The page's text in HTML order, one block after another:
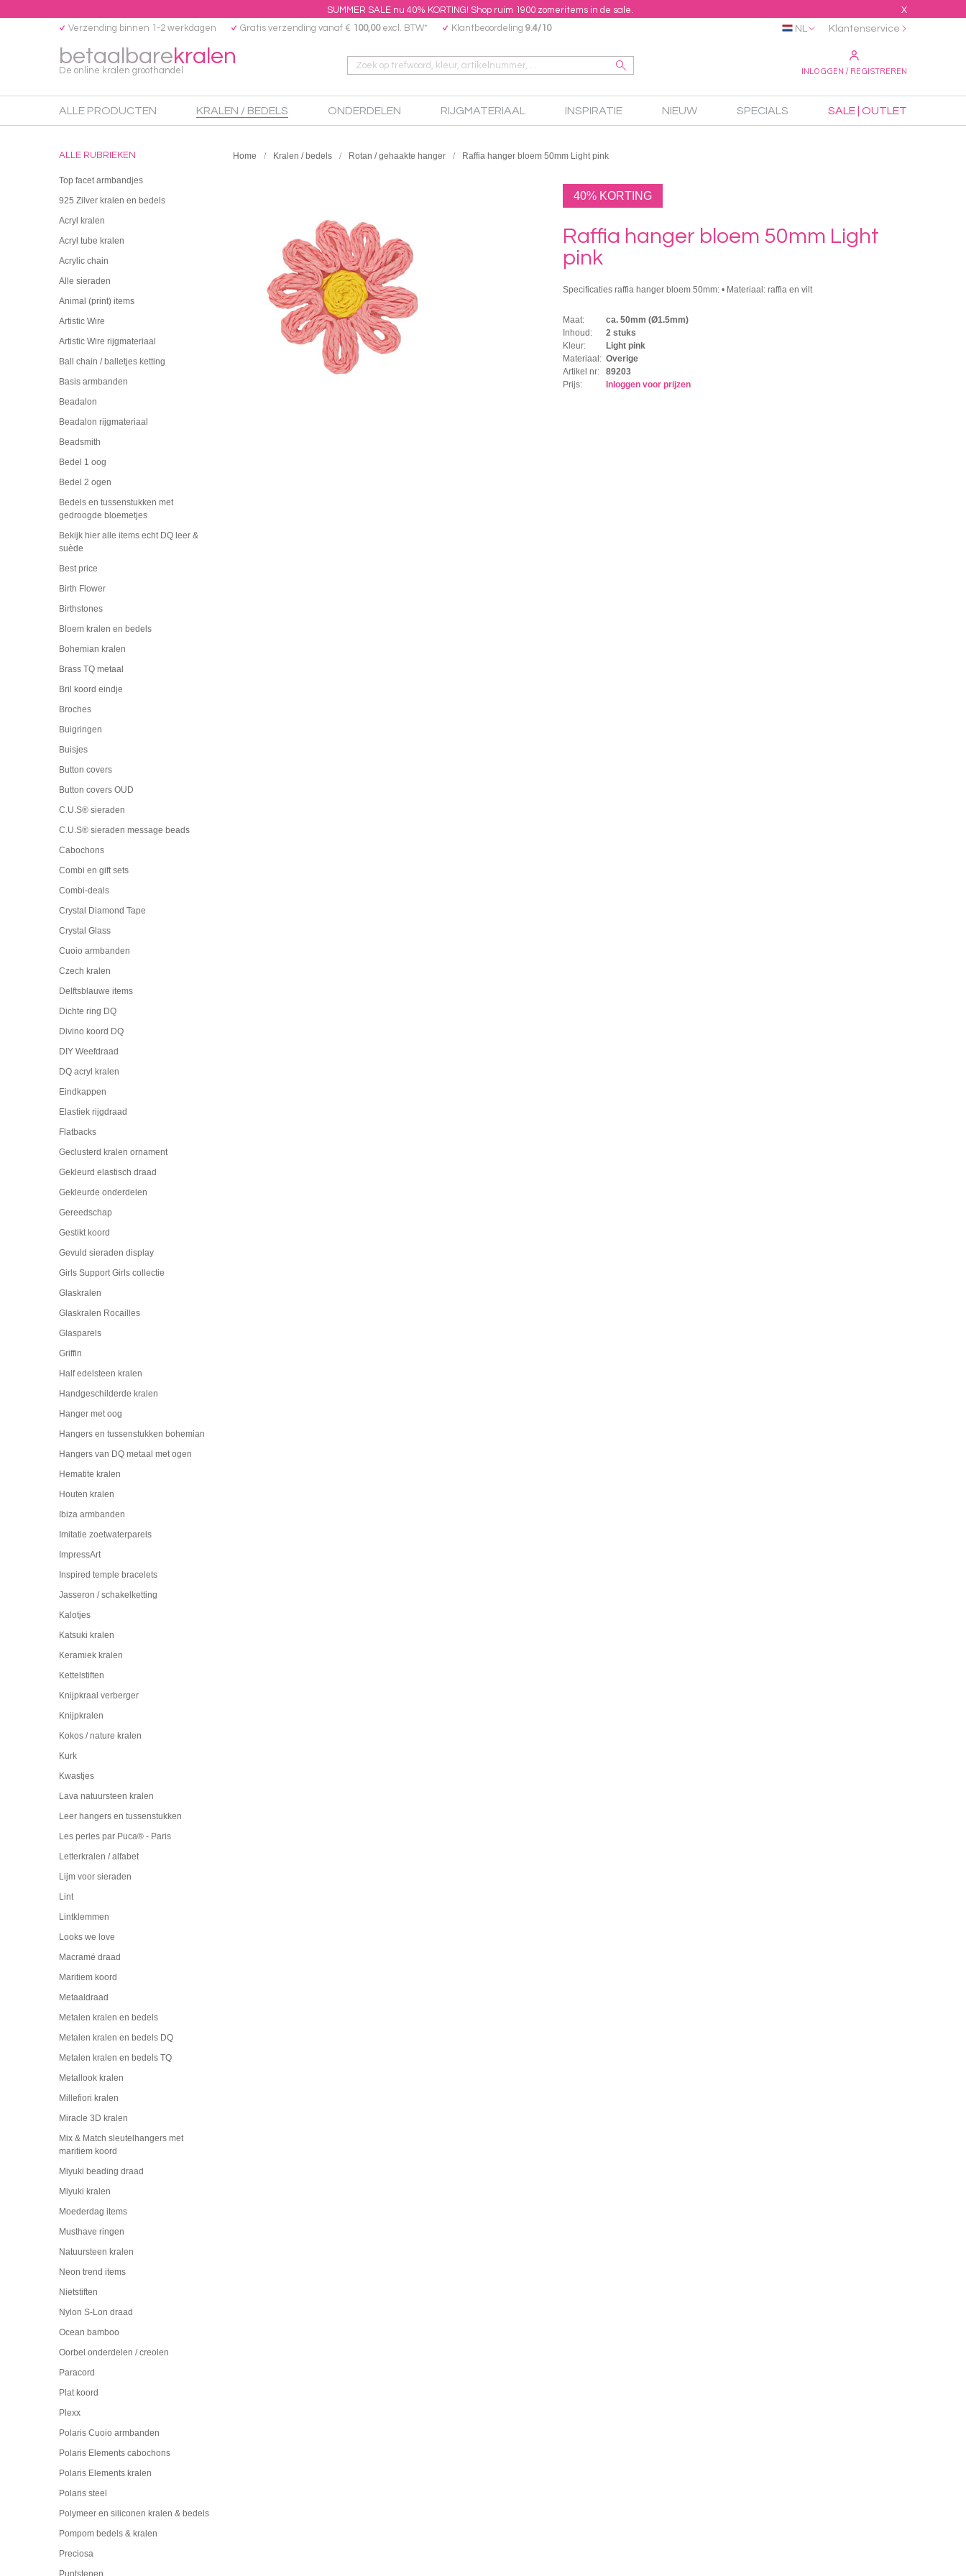
SUMMER SALE nu 40% KORTING! Shop ruim 1900 zomeritems in de sale. X
betaalbarekralen
De online kralen groothandel
Verzending binnen 1-2 werkdagen Gratis verzending vanaf € 100,00excl. BTW* Klantbeoordeling 9.4/10
INLOGGEN / REGISTREREN
NL Klantenservice
ALLE PRODUCTEN KRALEN / BEDELS ONDERDELEN RIJGMATERIAAL INSPIRATIE NIEUW SPECIALS SALE | OUTLET
ALLE RUBRIEKEN
Top facet armbandjes
925 Zilver kralen en bedels
Acryl kralen
Acryl tube kralen
Acrylic chain
Alle sieraden
Animal (print) items
Artistic Wire
Artistic Wire rijgmateriaal
Ball chain / balletjes ketting
Basis armbanden
Beadalon
Beadalon rijgmateriaal
Beadsmith
Bedel 1 oog
Bedel 2 ogen
Bedels en tussenstukken met
gedroogde bloemetjes
Bekijk hier alle items echt DQ leer &
suède
Best price
Birth Flower
Birthstones
Bloem kralen en bedels
Bohemian kralen
Brass TQ metaal
Bril koord eindje
Broches
Buigringen
Buisjes
Button covers
Button covers OUD
C.U.S® sieraden
C.U.S® sieraden message beads
Cabochons
Combi en gift sets
Combi-deals
Crystal Diamond Tape
Crystal Glass
Cuoio armbanden
Czech kralen
Delftsblauwe items
Dichte ring DQ
Divino koord DQ
DIY Weefdraad
DQ acryl kralen
Eindkappen
Elastiek rijgdraad
Flatbacks
Geclusterd kralen ornament
Gekleurd elastisch draad
Gekleurde onderdelen
Gereedschap
Gestikt koord
Gevuld sieraden display
Girls Support Girls collectie
Glaskralen
Glaskralen Rocailles
Glasparels
Griffin
Half edelsteen kralen
Handgeschilderde kralen
Hanger met oog
Hangers en tussenstukken bohemian
Hangers van DQ metaal met ogen
Hematite kralen
Houten kralen
Ibiza armbanden
Imitatie zoetwaterparels
ImpressArt
Inspired temple bracelets
Jasseron / schakelketting
Kalotjes
Katsuki kralen
Keramiek kralen
Kettelstiften
Knijpkraal verberger
Knijpkralen
Kokos / nature kralen
Kurk
Kwastjes
Lava natuursteen kralen
Leer hangers en tussenstukken
Les perles par Puca® - Paris
Letterkralen / alfabet
Lijm voor sieraden
Lint
Lintklemmen
Looks we love
Macramé draad
Maritiem koord
Metaaldraad
Metalen kralen en bedels
Metalen kralen en bedels DQ
Metalen kralen en bedels TQ
Metallook kralen
Millefiori kralen
Miracle 3D kralen
Mix & Match sleutelhangers met
maritiem koord
Miyuki beading draad
Miyuki kralen
Moederdag items
Musthave ringen
Natuursteen kralen
Neon trend items
Nietstiften
Nylon S-Lon draad
Ocean bamboo
Oorbel onderdelen / creolen
Paracord
Plat koord
Plexx
Polaris Cuoio armbanden
Polaris Elements cabochons
Polaris Elements kralen
Polaris steel
Polymeer en siliconen kralen & bedels
Pompom bedels & kralen
Preciosa
Puntstenen
Home Kralen / bedels Rotan / gehaakte hanger Raffia hanger bloem 50mm Light pink
40% KORTING
Raffia hanger bloem 50mm Light
pink
Specificaties raffia hanger bloem 50mm: • Materiaal: raffia en vilt
Maat:
ca. 50mm (Ø1.5mm)
Inhoud:
2 stuks
Kleur:
Light pink
Materiaal: Overige
Artikel nr:
89203
Prijs:
Inloggen voor prijzen